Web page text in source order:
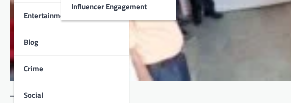
Entertainment
Blog
Crime
Social
Influencer Engagement
– 200 से अधिक लोगों ने उठाया लाभ